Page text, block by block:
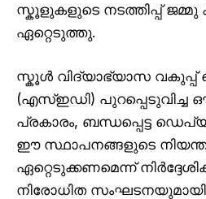
സ്കൂളുകളുടെ നടത്തിപ്പ് ജമ്മു
ഏറ്റെടുത്തു.
സ്കൂൾ വിദ്യാഭ്യാസ വകുപ്പ്
(എസ്ഇഡി) പുറപ്പെടുവിച്ച
പ്രകാരം, ബന്ധപ്പെട്ട
ഈ സ്ഥാപനങ്ങളുടെ
ഏറ്റെടുക്കണമെന്ന്
നിരോധിത സംഘടനയുമായി